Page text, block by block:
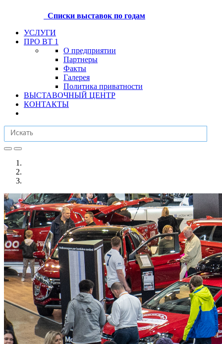
Списки выставок по годам
УСЛУГИ
ПРО BT 1
О предприятии
Партнеры
Факты
Галерея
Политика приватности
ВЫСТАВОЧНЫЙ ЦЕНТР
КОНТАКТЫ